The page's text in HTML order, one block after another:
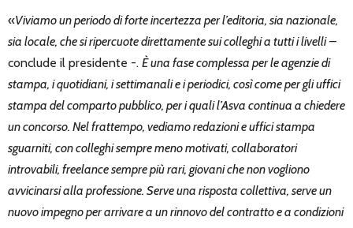
«Viviamo un periodo di forte incertezza per l’editoria, sia nazionale,
sia locale, che si ripercuote direttamente sui colleghi a tutti i livelli–
conclude il presidente -. È una fase complessa per le agenzie di
stampa, i quotidiani, i settimanali e i periodici, così come per gli uffici
stampa del comparto pubblico, per i quali l’Asva continua a chiedere
un concorso. Nel frattempo, vediamo redazioni e uffici stampa
sguarniti, con colleghi sempre meno motivati, collaboratori
introvabili, freelance sempre più rari, giovani che non vogliono
avvicinarsi alla professione. Serve una risposta collettiva, serve un
nuovo impegno per arrivare a un rinnovo del contratto e a condizioni